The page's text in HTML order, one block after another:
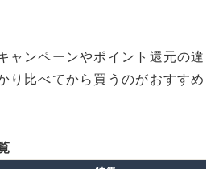
ャンペーンやポイント還元の違
り比べてから買うのがおすすめ